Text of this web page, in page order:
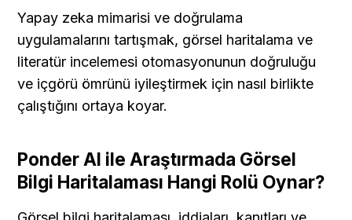
Yapay zeka mimarisi ve doğrulama
uygulamalarını tartışmak, görsel haritalama ve
literatür incelemesi otomasyonunun doğruluğu
ve içgörü ömrünü iyileştirmek için nasıl birlikte
çalıştığını ortaya koyar.
Ponder AI ile Araştırmada Görsel
Bilgi Haritalaması Hangi Rolü Oynar?